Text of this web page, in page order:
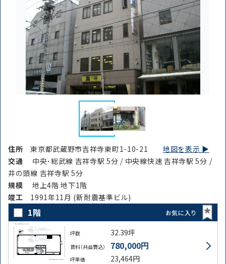
住所東京都武蔵野市吉祥寺東町1-10-21 地図を表示 ▶︎
交通
中央･総武線 吉祥寺駅 5分 / 中央線快速 吉祥寺駅 5分 /
井の頭線 吉祥寺駅 5分
規模
地上4階 地下1階
竣⼯ 1991年11月 (新耐震基準ビル)
1階 お気に入り
坪数 32.39坪
賃料（共益費込） 780,000円
坪単価 23,464円